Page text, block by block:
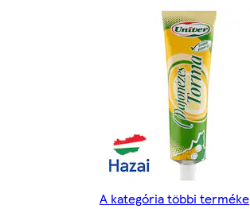
A kategória többi terméke